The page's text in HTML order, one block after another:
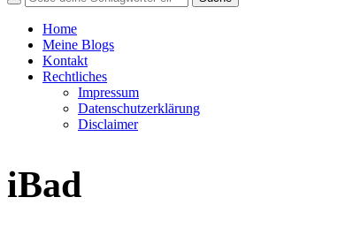
Home
Meine Blogs
Kontakt
Rechtliches
Impressum
Datenschutzerklärung
Disclaimer
iBad